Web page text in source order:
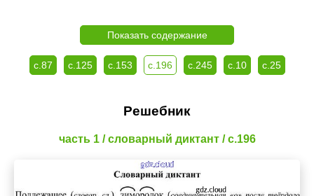
Показать содержание
с.87 с.125 с.153 с.196 с.245 с.10 с.25
Решебник
часть 1 / словарный диктант / с.196